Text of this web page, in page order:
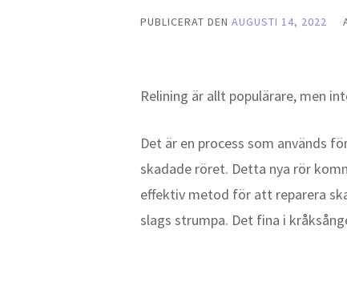
PUBLICERAT DEN AUGUSTI 14, 2022
Relining är allt populärare, men
Det är en process som används
skadade röret. Detta nya rör
effektiv metod för att reparera
slags strumpa. Det fina i